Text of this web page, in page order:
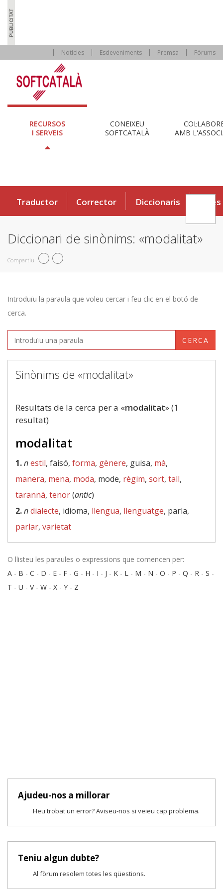
Notícies Esdeveniments Premsa Fòrums
RECURSOS
I SERVEIS
CONEIXEU
SOFTCATALÀ
AMB
Traductor Corrector Diccionaris Eines
Diccionari de sinònims: «modalitat»
Compartiu
Introduïu la paraula que voleu cercar i feu clic en el botó de
cerca.
CERCA
Sinònims de «modalitat»
Resultats de la cerca per a «modalitat» (1
resultat)
modalitat
1.nestil, faisó, forma, gènere, guisa, mà,
manera, mena, moda, mode, règim, sort, tall,
tarannà, tenor(antic)
2.ndialecte, idioma, llengua, llenguatge, parla,
parlar, varietat
O llisteu les paraules o expressions que comencen per:
A - B - C - D - E - F - G - H - I - J - K - L - M - N - O - P - Q - R - S -
T - U - V- W - X - Y - Z
Ajudeu-nos a millorar
Heu trobat un error? Aviseu-nos si veieu cap problema.
Teniu algun dubte?
Al fòrum resolem totes les qüestions.